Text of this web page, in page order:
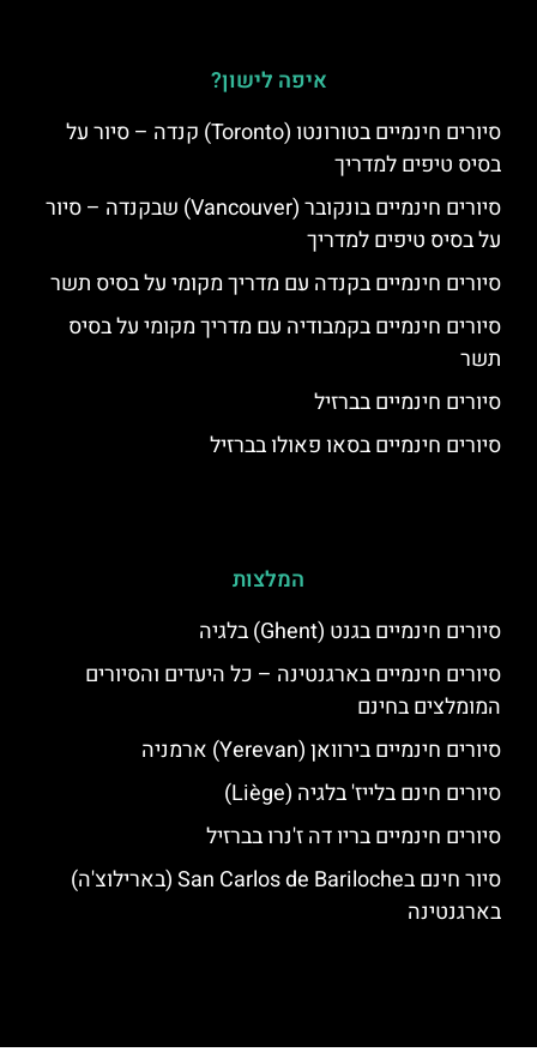
איפה לישון?
סיורים חינמיים בטורונטו (Toronto) קנדה – סיור על
בסיס טיפים למדריך
סיורים חינמיים בונקובר (Vancouver) שבקנדה – סיור
על בסיס טיפים למדריך
סיורים חינמיים בקנדה עם מדריך מקומי על בסיס תשר
סיורים חינמיים בקמבודיה עם מדריך מקומי על בסיס
תשר
סיורים חינמיים בברזיל
סיורים חינמיים בסאו פאולו בברזיל
המלצות
סיורים חינמיים בגנט (Ghent) בלגיה
סיורים חינמיים בארגנטינה – כל היעדים והסיורים
המומלצים בחינם
סיורים חינמיים בירוואן (Yerevan) ארמניה
סיורים חינם בלייז' בלגיה (Liège)
סיורים חינמיים בריו דה ז'נרו בברזיל
סיור חינם בSan Carlos de Bariloche (בארילוצ'ה)
בארגנטינה